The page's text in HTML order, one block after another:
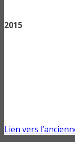
2015
Lien vers